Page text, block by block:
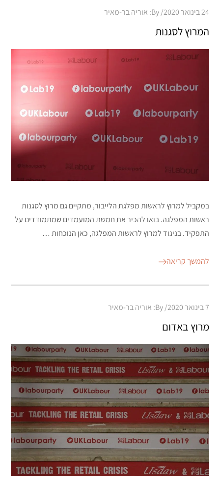
Posted
24 בינואר 2020 By: אוריה בר-מאיר
המרוץ לסגנות
במקביל למרוץ לראשות מפלגת הלייבור, מתקיים גם מרוץ לסגנות
ראשות המפלגה. בואו להכיר את חמשת המועמדים שמתמודדים על
התפקיד. בניגוד למרוץ לראשות המפלגה, כאן הנוכחות …
להמשך קריאה
Posted
7 בינואר 2020 By: אוריה בר-מאיר
מרוץ באדום